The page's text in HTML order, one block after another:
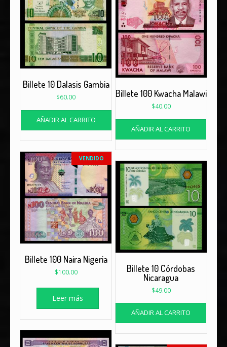
Billete 10 Dalasis Gambia
$60.00
AÑADIR AL CARRITO
Billete 100 Kwacha Malawi
$40.00
AÑADIR AL CARRITO
VENDIDO
Billete 100 Naira Nigeria
$100.00
Leer más
Billete 10 Córdobas
Nicaragua
$49.00
AÑADIR AL CARRITO